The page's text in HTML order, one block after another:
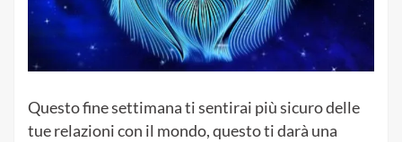
Questo fine settimana ti sentirai più sicuro delle
tue relazioni con il mondo, questo ti darà una